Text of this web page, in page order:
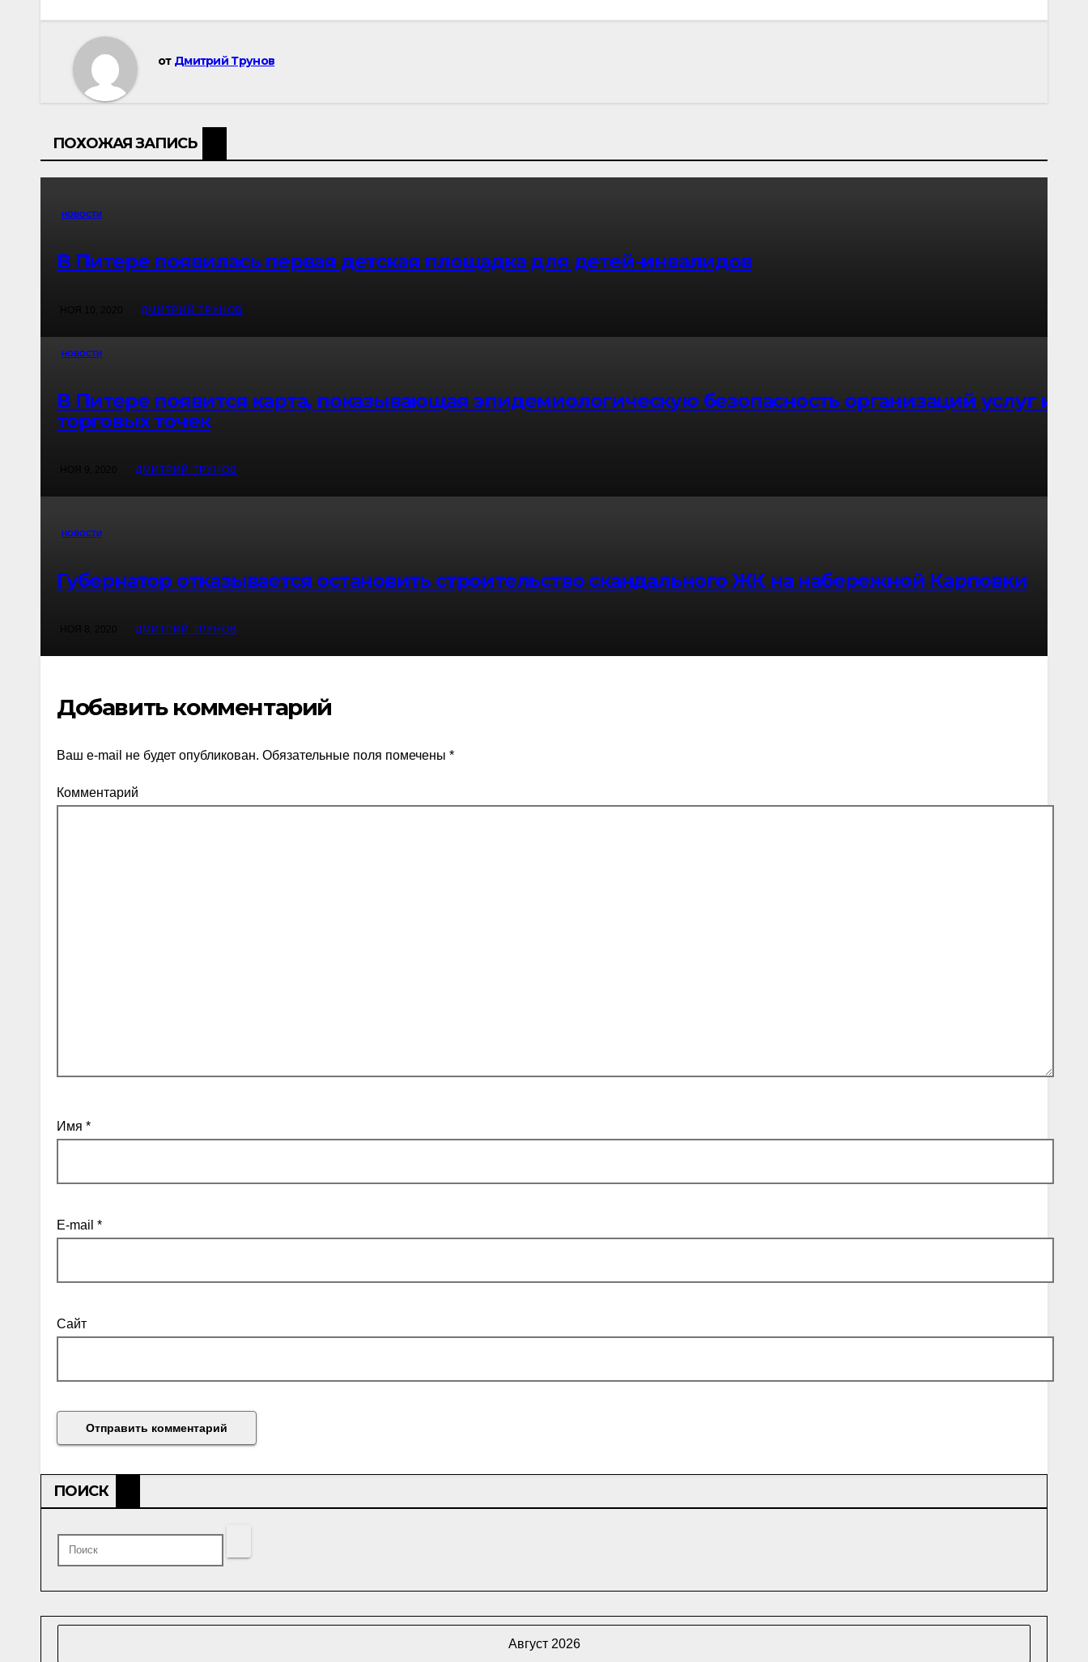
от Дмитрий Трунов
ПОХОЖАЯ ЗАПИСЬ
НОВОСТИ
В Питере появилась первая детская площадка для детей-инвалидов
ДМИТРИЙ ТРУНОВ
НОВОСТИ
В Питере появится карта, показывающая эпидемиологическую безопасность организаций услуг и
торговых точек
ДМИТРИЙ ТРУНОВ
НОВОСТИ
Губернатор отказывается остановить строительство скандального ЖК на набережной Карповки
ДМИТРИЙ ТРУНОВ
Добавить комментарий
Ваш e-mail не будет опубликован. Обязательные поля помечены *
Комментарий
Имя *
E-mail *
Сайт
ПОИСК
Август 2026